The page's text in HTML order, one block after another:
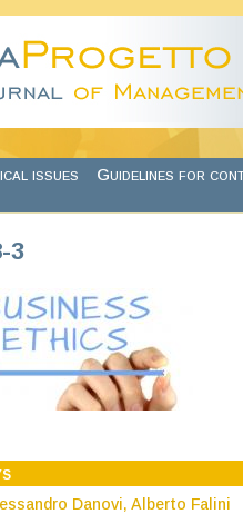
issues Guidelines for
3
Danovi, Alberto Falini